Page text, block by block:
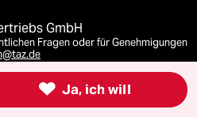
GmbH
Fragen oder für Genehmigungen
KI-
 Ja, ich will